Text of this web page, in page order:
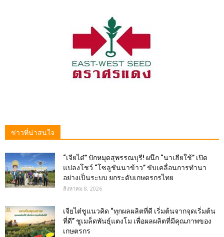
ข่าวที่น่าสนใจ
“เจียไต๋” ปักหมุดสุพรรณบุรี! ผนึก “นาเฮียใช้” เปิด
แปลงโชว์ “โซลูชันนาข้าว” ขับเคลื่อนการทำนา
อย่างเป็นระบบ ยกระดับเกษตรกรไทย
สิงหาคม 8, 2026
เจียไต๋ชูแนวคิด “ทุกผลผลิตที่ดี เริ่มต้นจากจุดเริ่มต้น
ที่ดี” ชูเมล็ดพันธุ์แตงโม เพื่อผลผลิตที่มีคุณภาพของ
เกษตรกร